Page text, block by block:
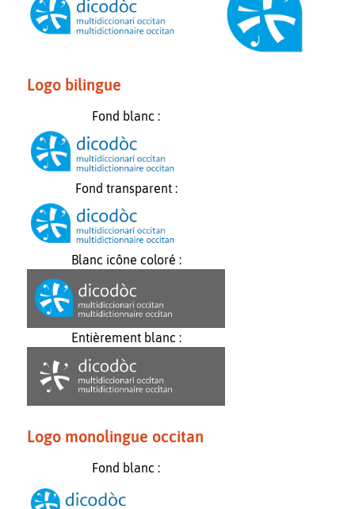
Logo bilingue
Fond blanc :
Fond transparent :
Blanc icône coloré :
Entièrement blanc :
Logo monolingue occitan
Fond blanc :